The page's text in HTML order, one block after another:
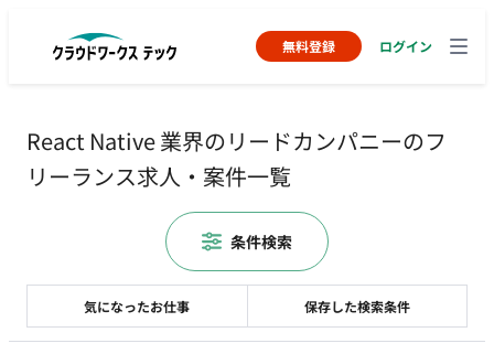
無料登録 ログイン
React Native 業界のリードカンパニーのフ
リーランス求人・案件一覧
気になったお仕事 保存した検索条件
条件検索